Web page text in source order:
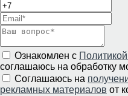
Ознакомлен с
соглашаюсь на обработку
Соглашаюсь на
рекламных материалов от